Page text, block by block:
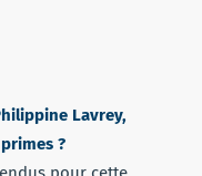
Lavrey,
?